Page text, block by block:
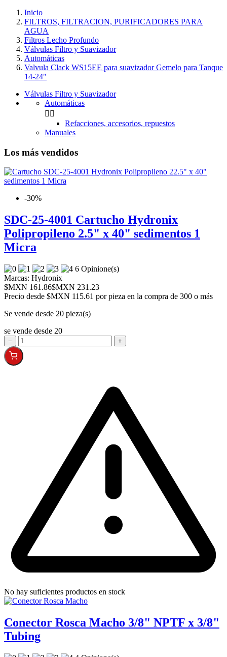
Inicio
FILTROS, FILTRACION, PURIFICADORES PARA
AGUA
Filtros Lecho Profundo
Válvulas Filtro y Suavizador
Automáticas
Valvula Clack WS15EE para suavizador Gemelo para Tanque
14-24"
Válvulas Filtro y Suavizador
Automáticas
 
Refacciones, accesorios, repuestos
Manuales
Los más vendidos
-30%
SDC-25-4001 Cartucho Hydronix
Polipropileno 2.5" x 40" sedimentos 1
Micra
6 Opinione(s)
Marcas: Hydronix
$MXN 161.86$MXN 231.23
Precio desde $MXN 115.61 por pieza en la compra de 300 o más
Se vende desde 20 pieza(s)
se vende desde 20
− +
No hay suficientes productos en stock
Conector Rosca Macho 3/8" NPTF x 3/8"
Tubing